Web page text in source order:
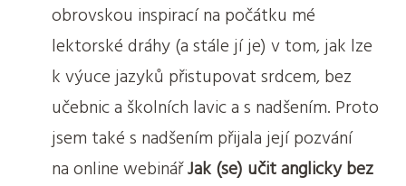
obrovskou inspirací na počátku mé
lektorské dráhy (a stále jí je) v tom, jak lze
k výuce jazyků přistupovat srdcem, bez
učebnic a školních lavic a s nadšením. Proto
jsem také s nadšením přijala její pozvání
na online webinářJak (se) učit anglicky bez